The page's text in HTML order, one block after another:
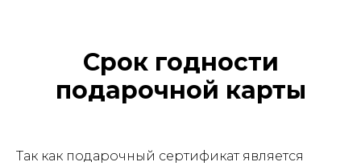
Срок годности
подарочной карты
Так как подарочный сертификат является